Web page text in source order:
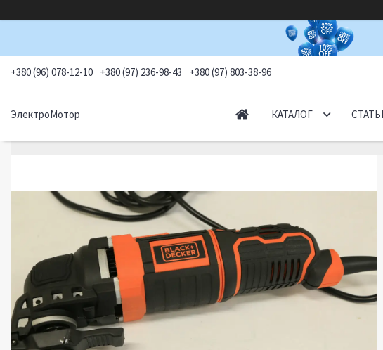
+380 (96) 078-12-10 +380 (97) 236-98-43 +380 (97) 803-38-96
ЭлектроМотор КАТАЛОГ